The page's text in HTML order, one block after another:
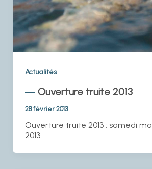
Actualités
Ouverture truite 2013
28 février 2013
Ouverture truite 2013 : samedi
2013